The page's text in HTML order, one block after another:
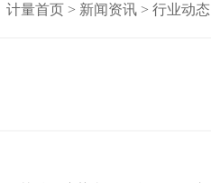
计量首页 > 新闻资讯 > 行业动态